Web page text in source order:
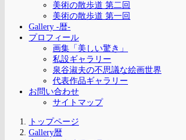
美術の散歩道 第二回
美術の散歩道 第一回
Gallery -暦-
プロフィール
画集「美しい驚き」
私設ギャラリー
泉谷淑夫の不思議な絵画世界
代表作品ギャラリー
お問い合わせ
サイトマップ
トップページ
Gallery暦